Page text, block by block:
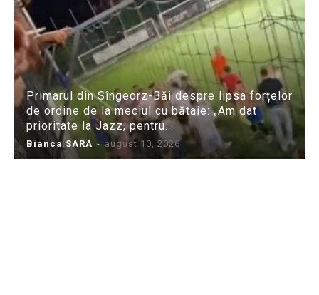
Primarul din Sîngeorz-Băi despre lipsa forțelor
de ordine de la meciul cu bătaie: „Am dat
prioritate la Jazz, pentru...
Bianca SARA - august 10, 2026